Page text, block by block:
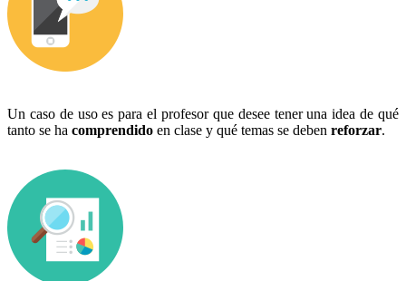
Un caso de uso es para el profesor que desee tener una idea de qué
tanto se ha comprendido en clase y qué temas se deben reforzar.